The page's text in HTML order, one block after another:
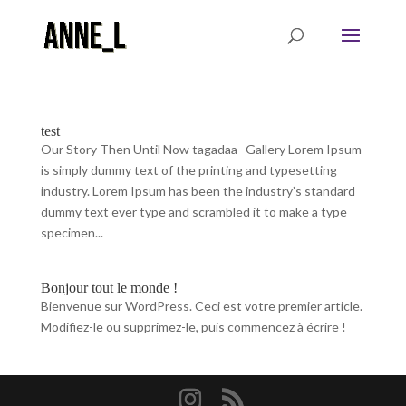
test
Our Story Then Until Now tagadaa Gallery Lorem Ipsum
is simply dummy text of the printing and typesetting
industry. Lorem Ipsum has been the industry’s standard
dummy text ever type and scrambled it to make a type
specimen...
Bonjour tout le monde !
Bienvenue sur WordPress. Ceci est votre premier article.
Modifiez-le ou supprimez-le, puis commencez à écrire !